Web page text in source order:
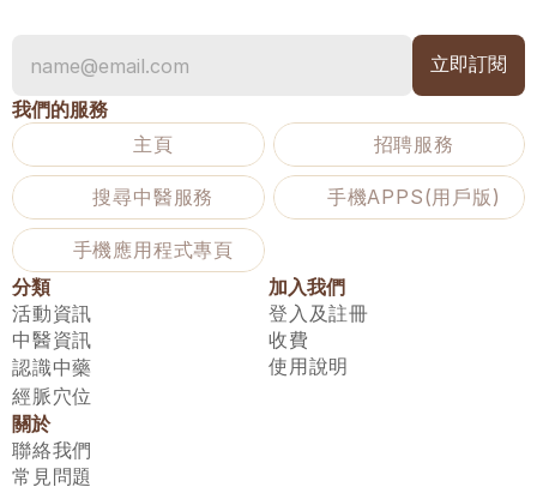
我們的服務
主頁
招聘服務
搜尋中醫服務 手機APPS(用戶版)
手機應用程式專頁
分類
活動資訊
中醫資訊
認識中藥
經脈穴位
加入我們
登入及註冊
收費
使用說明
關於
聯絡我們
常見問題